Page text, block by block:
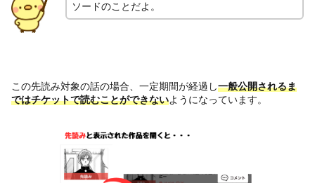
ソードのことだよ。
この先読み対象の話の場合、一定期間が経過し一般公開されるま
ではチケットで読むことができないようになっています。